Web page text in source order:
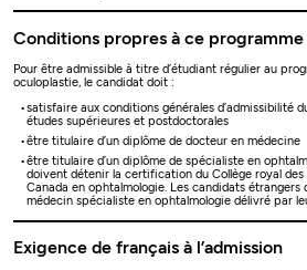
Conditions propres à ce programme
Pour être admissible à titre d’étudiant régulier au
oculoplastie, le candidat doit :
satisfaire aux conditions générales d’admissibilité
études supérieures et postdoctorales
être titulaire d’un diplôme de docteur en médecine
être titulaire d’un diplôme de spécialiste en
doivent détenir la certification du Collège royal
Canada en ophtalmologie. Les candidats
médecin spécialiste en ophtalmologie délivré par
Exigence de français à l’admission